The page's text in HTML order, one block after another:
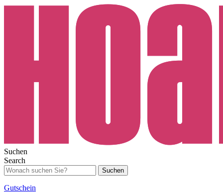
Suchen
Search
Suchen
Gutschein